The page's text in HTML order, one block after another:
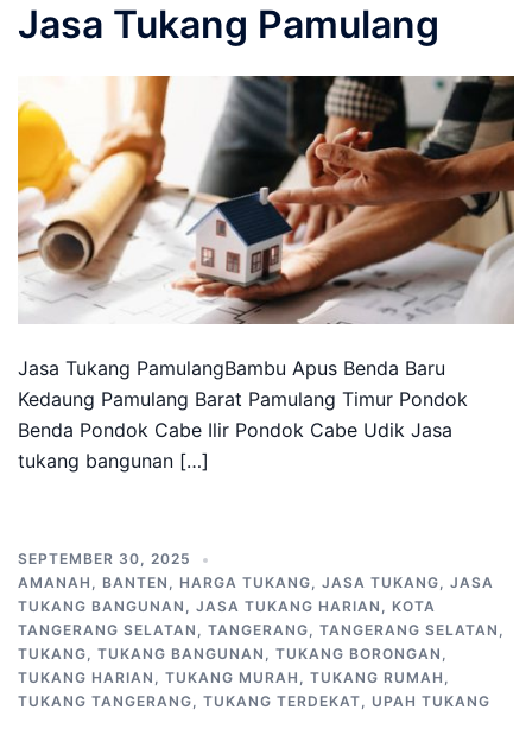
Jasa Tukang Pamulang
Jasa Tukang PamulangBambu Apus Benda Baru
Kedaung Pamulang Barat Pamulang Timur Pondok
Benda Pondok Cabe Ilir Pondok Cabe Udik Jasa
tukang bangunan […]
SEPTEMBER 30, 2025
AMANAH , BANTEN , HARGA TUKANG, JASA TUKANG, JASA
TUKANG BANGUNAN , JASA TUKANG HARIAN , KOTA
TANGERANG SELATAN , TANGERANG, TANGERANG SELATAN ,
TUKANG, TUKANG BANGUNAN , TUKANG BORONGAN ,
TUKANG HARIAN , TUKANG MURAH , TUKANG RUMAH ,
TUKANG TANGERANG, TUKANG TERDEKAT, UPAH TUKANG